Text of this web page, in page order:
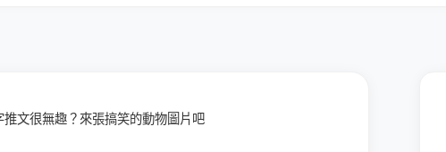
文很無趣？來張搞笑的動物圖片吧